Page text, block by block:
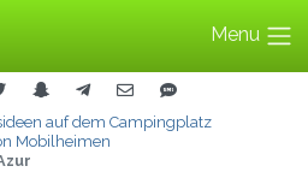
Menu
auf dem Campingplatz
Mobilheimen